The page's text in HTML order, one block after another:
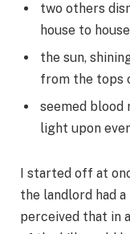
two others
house to
the sun,
from the tops
seemed blood
light upon
I started off at
the landlord had
perceived that in